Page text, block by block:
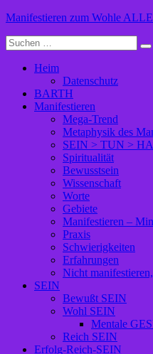
Zum
springen
Manifestieren zum Wohle
Suche
nach:
Heim
Datenschutz
BARTH
Manifestieren
Mega-Trend
Metaphysik des
SEIN > TUN >
Spiritualität
Bewusstsein
Wissenschaft
Worte
Gebiete
Manifestieren –
Praxis
Schwierigkeiten
Erfahrungen
Nicht
SEIN
Bewußt SEIN
Wohl SEIN
Mentale
Reich SEIN
Erfolg-Reich-SEIN